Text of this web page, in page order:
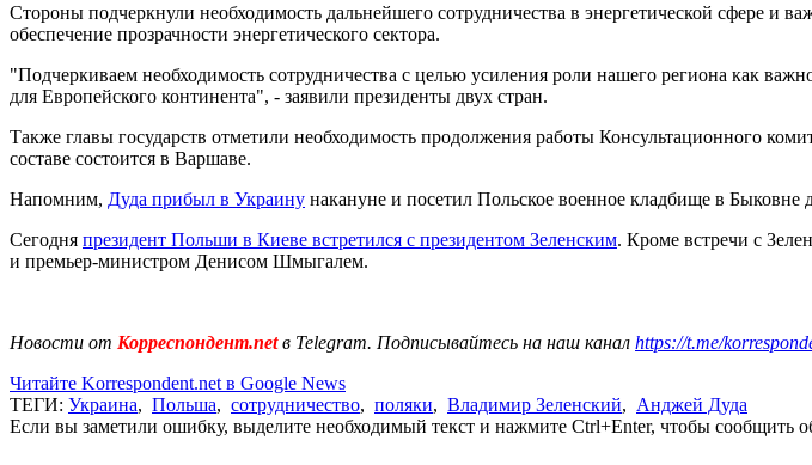
Стороны подчеркнули необходимость дальнейшего сотрудничества в энергетической сфере и
обеспечение прозрачности энергетического сектора.
"Подчеркиваем необходимость сотрудничества с целью усиления роли нашего региона как
для Европейского континента", - заявили президенты двух стран.
Также главы государств отметили необходимость продолжения работы Консультационного
составе состоится в Варшаве.
Напомним, Дуда прибыл в Украину накануне и посетил Польское военное кладбище в
Сегодня президент Польши в Киеве встретился с президентом Зеленским. Кроме встречи с
и премьер-министром Денисом Шмыгалем.
Новости от Корреспондент.netв Telegram. Подписывайтесь на наш канал https://t.me/
Читайте Korrespondent.net в Google News
ТЕГИ: Украина, Польша, сотрудничество, поляки, Владимир Зеленский, Анджей Дуда
Если вы заметили ошибку, выделите необходимый текст и нажмите Ctrl+Enter, чтобы сообщить